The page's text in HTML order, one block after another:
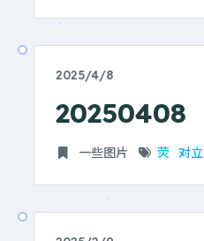
2025/4/8
20250408
一些图片 荧 对立